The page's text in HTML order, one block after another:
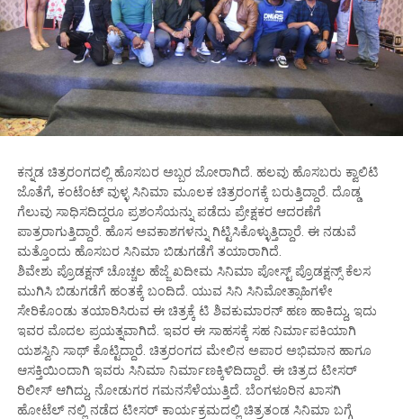
ಕನ್ನಡ ಚಿತ್ರರಂಗದಲ್ಲಿ ಹೊಸಬರ ಅಬ್ಬರ ಜೋರಾಗಿದೆ. ಹಲವು ಹೊಸಬರು ಕ್ವಾಲಿಟಿ
ಜೊತೆಗೆ, ಕಂಟೆಂಟ್ ವುಳ್ಳ ಸಿನಿಮಾ ಮೂಲಕ ಚಿತ್ರರಂಗಕ್ಕೆ ಬರುತ್ತಿದ್ದಾರೆ. ದೊಡ್ಡ
ಗೆಲುವು ಸಾಧಿಸದಿದ್ದರೂ ಪ್ರಶಂಸೆಯನ್ನು ಪಡೆದು ಪ್ರೇಕ್ಷಕರ ಆದರಣೆಗೆ
ಪಾತ್ರರಾಗುತ್ತಿದ್ದಾರೆ. ಹೊಸ ಅವಕಾಶಗಳನ್ನು ಗಿಟ್ಟಿಸಿಕೊಳ್ಳುತ್ತಿದ್ದಾರೆ. ಈ ನಡುವೆ
ಮತ್ತೊಂದು ಹೊಸಬರ ಸಿನಿಮಾ ಬಿಡುಗಡೆಗೆ ತಯಾರಾಗಿದೆ.
ಶಿವೇಶು ಪ್ರೊಡಕ್ಷನ್ ಚೊಚ್ಚಲ ಹೆಜ್ಜೆ ಖದೀಮ ಸಿನಿಮಾ ಪೋಸ್ಟ್ ಪ್ರೊಡಕ್ಷನ್ಸ್ ಕೆಲಸ
ಮುಗಿಸಿ ಬಿಡುಗಡೆಗೆ ಹಂತಕ್ಕೆ ಬಂದಿದೆ. ಯುವ ಸಿನಿ ಸಿನಿಮೋತ್ಸಾಹಿಗಳೇ
ಸೇರಿಕೊಂಡು ತಯಾರಿಸಿರುವ ಈ ಚಿತ್ರಕ್ಕೆ ಟಿ ಶಿವಕುಮಾರನ್ ಹಣ ಹಾಕಿದ್ದು, ಇದು
ಇವರ ಮೊದಲ ಪ್ರಯತ್ನವಾಗಿದೆ. ಇವರ ಈ ಸಾಹಸಕ್ಕೆ ಸಹ ನಿರ್ಮಾಪಕಿಯಾಗಿ
ಯಶಸ್ವಿನಿ ಸಾಥ್ ಕೊಟ್ಟಿದ್ದಾರೆ. ಚಿತ್ರರಂಗದ ಮೇಲಿನ ಅಪಾರ ಅಭಿಮಾನ ಹಾಗೂ
ಆಸಕ್ತಿಯಿಂದಾಗಿ ಇವರು ಸಿನಿಮಾ ನಿರ್ಮಾಣಕ್ಕಿಳಿದಿದ್ದಾರೆ. ಈ ಚಿತ್ರದ ಟೀಸರ್
ರಿಲೀಸ್ ಆಗಿದ್ದು,‌ ನೋಡುಗರ ಗಮನಸೆಳೆಯುತ್ತಿದೆ. ಬೆಂಗಳೂರಿನ ಖಾಸಗಿ
ಹೋಟೆಲ್ ನಲ್ಲಿ ನಡೆದ ಟೀಸರ್ ಕಾರ್ಯಕ್ರಮದಲ್ಲಿ ಚಿತ್ರತಂಡ ಸಿನಿಮಾ ಬಗ್ಗೆ